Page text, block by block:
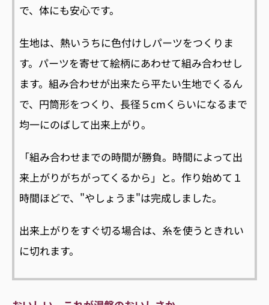
で、体にも安心です。
生地は、熱いうちに色付けしパーツをつくりま
す。パーツを寄せて絵柄にあわせて組み合わせし
ます。組み合わせが出来たら平たい生地でくるん
で、円筒形をつくり、長径５cmくらいになるまで
均一にのばして出来上がり。
「組み合わせまでの時間が勝負。時間によって出
来上がりがちがってくるから」と。作り始めて１
時間ほどで、"やしょうま"は完成しました。
出来上がりをすぐ切る場合は、糸を使うときれい
に切れます。